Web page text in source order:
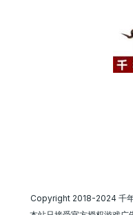
Copyright 2018-2024 千